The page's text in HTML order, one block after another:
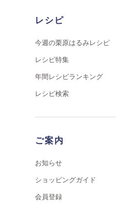
レシピ
今週の栗原はるみレシピ
レシピ特集
年間レシピランキング
レシピ検索
ご案内
お知らせ
ショッピングガイド
会員登録